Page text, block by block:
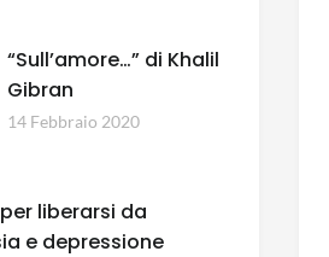
“Sull’amore…” di Khalil
Gibran
14 Febbraio 2020
liberarsi da
e depressione